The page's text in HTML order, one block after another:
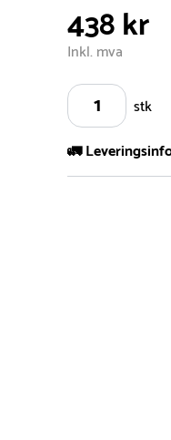
438 kr
Inkl. mva
stk
🚛